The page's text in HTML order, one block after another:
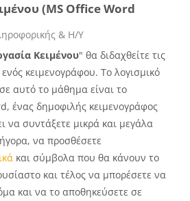
(MS Office Word
& Η/Υ
Κειμένου" θα διδαχθείτε τις
ενός κειμενογράφου. Το λογισμικό
αυτό το μάθημα είναι το
ένας δημοφιλής κειμενογράφος
να συντάξετε μικρά και μεγάλα
να προσθέσετε
και σύμβολα που θα κάνουν το
και τέλος να μπορέσετε να
και να το αποθηκεύσετε σε